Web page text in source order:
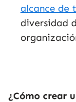
alcance de
diversidad
¿Cómo crear